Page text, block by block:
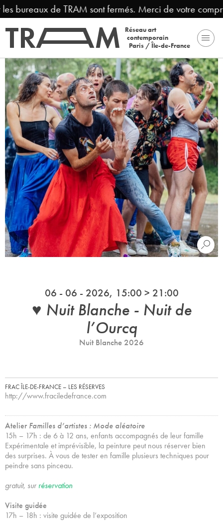
bureaux de TRAM sont fermés. Merci de votre
Réseau art
contemporain
Paris / Île-de-France
06 - 06 - 2026, 15:00 > 21:00
♥ Nuit Blanche - Nuit de
l’Ourcq
Nuit Blanche 2026
FRAC ÎLE-DE-FRANCE – LES RÉSERVES
http://www.fraciledefrance.com
AtelierFamilles d’artistes : Mode aléatoire
15h – 17h : de 6 à 12 ans, enfants accompagnés de leur famille
Expérimentale et imprévisible, la peinture peut nous réserver bien
des surprises. À vous de tester en famille plusieurs techniques pour
peindre sans pinceau.
gratuit, surréservation
Visite guidée
17h – 18h : visite guidée de l’exposition